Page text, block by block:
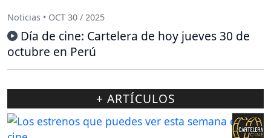
Noticias • OCT 30 / 2025
Día de cine: Cartelera de hoy jueves 30 de
octubre en Perú
+ ARTÍCULOS